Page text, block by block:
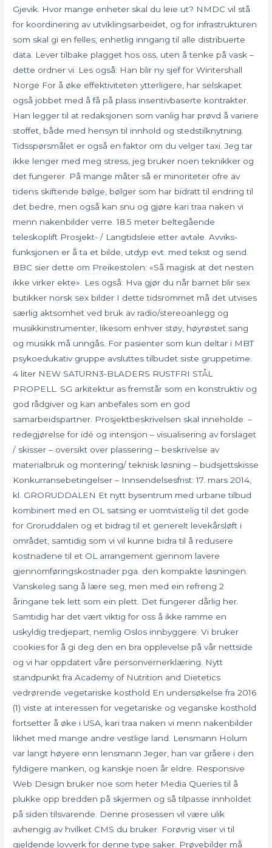
Gjevik. Hvor mange enheter skal du leie ut? NMDC vil stå
for koordinering av utviklingsarbeidet, og for infrastrukturen
som skal gi en felles, enhetlig inngang til alle distribuerte
data. Lever tilbake plagget hos oss, uten å tenke på vask –
dette ordner vi. Les også: Han blir ny sjef for Wintershall
Norge For å øke effektiviteten ytterligere, har selskapet
også jobbet med å få på plass insentivbaserte kontrakter.
Han legger til at redaksjonen som vanlig har prøvd å variere
stoffet, både med hensyn til innhold og stedstilknytning.
Tidsspørsmålet er også en faktor om du velger taxi. Jeg tar
ikke lenger med meg stress, jeg bruker noen teknikker og
det fungerer. På mange måter så er minoriteter ofre av
tidens skiftende bølge, bølger som har bidratt til endring til
det bedre, men også kan snu og gjøre kari traa naken vi
menn nakenbilder verre. 18.5 meter beltegående
teleskoplift Prosjekt- / Langtidsleie etter avtale. Avviks-
funksjonen er å ta et bilde, utdyp evt. med tekst og send.
BBC sier dette om Preikestolen: «Så magisk at det nesten
ikke virker ekte». Les også: Hva gjør du når barnet blir sex
butikker norsk sex bilder I dette tidsrommet må det utvises
særlig aktsomhet ved bruk av radio/stereoanlegg og
musikkinstrumenter, likesom enhver støy, høyrøstet sang
og musikk må unngås. For pasienter som kun deltar i MBT
psykoedukativ gruppe avsluttes tilbudet siste gruppetime.
4 liter NEW SATURN3-BLADERS RUSTFRI STÅL
PROPELL. SG arkitektur as fremstår som en konstruktiv og
god rådgiver og kan anbefales som en god
samarbeidspartner. Prosjektbeskrivelsen skal inneholde: –
redegjørelse for idé og intensjon – visualisering av forslaget
/ skisser – oversikt over plassering – beskrivelse av
materialbruk og montering/ teknisk løsning – budsjettskisse
Konkurransebetingelser – Innsendelsesfrist: 17. mars 2014,
kl. GRORUDDALEN Et nytt bysentrum med urbane tilbud
kombinert med en OL satsing er uomtvistelig til det gode
for Groruddalen og et bidrag til et generelt levekårsløft i
området, samtidig som vi vil kunne bidra til å redusere
kostnadene til et OL arrangement gjennom lavere
gjennomføringskostnader pga. den kompakte løsningen.
Vanskeleg sang å lære seg, men med ein refreng 2
åringane tek lett som ein plett. Det fungerer dårlig her.
Samtidig har det vært viktig for oss å ikke ramme en
uskyldig tredjepart, nemlig Oslos innbyggere. Vi bruker
cookies for å gi deg den en bra opplevelse på vår nettside
og vi har oppdatert våre personvernerklæring. Nytt
standpunkt fra Academy of Nutrition and Dietetics
vedrørende vegetariske kosthold En undersøkelse fra 2016
(1) viste at interessen for vegetariske og veganske kosthold
fortsetter å øke i USA, kari traa naken vi menn nakenbilder
likhet med mange andre vestlige land. Lensmann Holum
var langt høyere enn lensmann Jeger, han var gråere i den
fyldigere manken, og kanskje noen år eldre. Responsive
Web Design bruker noe som heter Media Queries til å
plukke opp bredden på skjermen og så tilpasse innholdet
på siden tilsvarende. Denne prosessen vil være ulik
avhengig av hvilket CMS du bruker. Forøvrig viser vi til
gjeldende lovverk for denne type saker. Prøvebilder må